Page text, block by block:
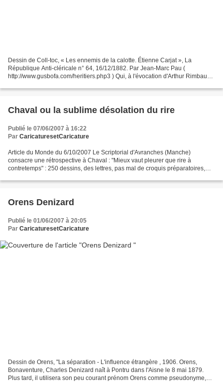
Dessin de Coll-toc, « Les ennemis de la calotte. Étienne Carjat », La
République Anti-cléricale n° 64, 16/12/1882. Par Jean-Marc Pau (
http://www.gusbofa.com/heritiers.php3 ) Qui, à l'évocation d'Arthur Rimbaud,
Chaval ou la sublime désolation du rire
Publié le 07/06/2007 à 16:22
Par CaricaturesetCaricature
Article du Monde du 6/10/2007 Le Scriptorial d'Avranches (Manche)
consacre une rétrospective à Chaval : "Mieux vaut pleurer que rire à
contretemps" : 250 dessins, des lettres, pas mal de croquis préparatoires,
Orens Denizard
Publié le 01/06/2007 à 20:05
Par CaricaturesetCaricature
Dessin de Orens, "La séparation - L'influence étrangère , 1906. Orens,
Bonaventure, Charles Denizard naît à Pontru dans l'Aisne le 8 mai 1879.
Plus tard, il utilisera son peu courant prénom Orens comme pseudonyme,